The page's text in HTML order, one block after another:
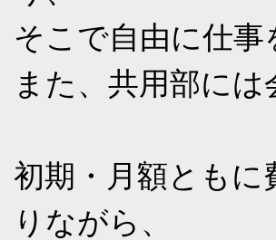
そこで自由に仕
また、共用部に
初期・月額とも
りながら、